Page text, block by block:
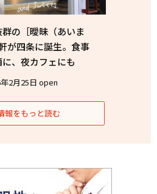
の［曖昧（あいま
が四条に誕生。食事
、夜カフェにも
2月25日 open
報をもっと読む